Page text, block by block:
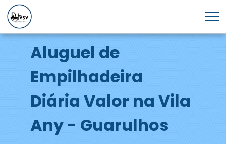
Aluguel de
Empilhadeira
Diária Valor na Vila
Any - Guarulhos